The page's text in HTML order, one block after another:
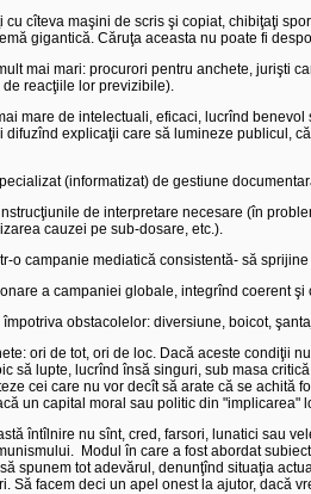
cîteva maşini de scris şi copiat, chibiţaţi
gigantică. Căruţa aceasta nu poate fi
mai mari: procurori pentru anchete, jurişti
reacţiile lor previzibile).
mare de intelectuali, eficaci, lucrînd
explicaţii care să lumineze publicul,
(informatizat) de gestiune
de interpretare necesare (în
cauzei pe sub-dosare, etc.).
o campanie mediatică consistentă- să
a campaniei globale, integrînd coerent
obstacolelor: diversiune, boicot,
ori de tot, ori de loc. Dacă aceste condiţii
să lupte, lucrînd însă singuri, sub masa
cei care nu vor decît să arate că se
un capital moral sau politic din
întîlnire nu sînt, cred, farsori, lunatici sau
Modul în care a fost abordat
spunem tot adevărul, denunţînd situaţia
Să facem deci un apel onest la ajutor, dacă